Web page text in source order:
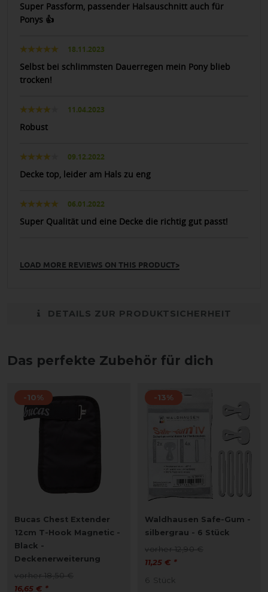
Super Passform, passender Halsauschnitt auch für
Ponys 👍
18.11.2023
Selbst bei schlimmsten Dauerregen mein Pony blieb
trocken!
11.04.2023
Robust
09.12.2022
Decke top, leider am Hals zu eng
06.01.2022
Super Qualität und eine Decke die richtig gut passt!
LOAD MORE REVIEWS ON THIS PRODUCT>
DETAILS ZUR PRODUKTSICHERHEIT
Das perfekte Zubehör für dich
-10%
Bucas Chest Extender
12cm T-Hook Magnetic -
Black -
Deckenerweiterung
vorher 18,50 €
16,65 € *
-13%
Waldhausen Safe-Gum -
silbergrau - 6 Stück
vorher 12,90 €
11,25 € *
6 Stück